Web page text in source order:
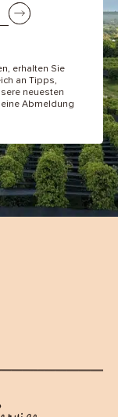
erhalten Sie
an Tipps,
neuesten
Abmeldung